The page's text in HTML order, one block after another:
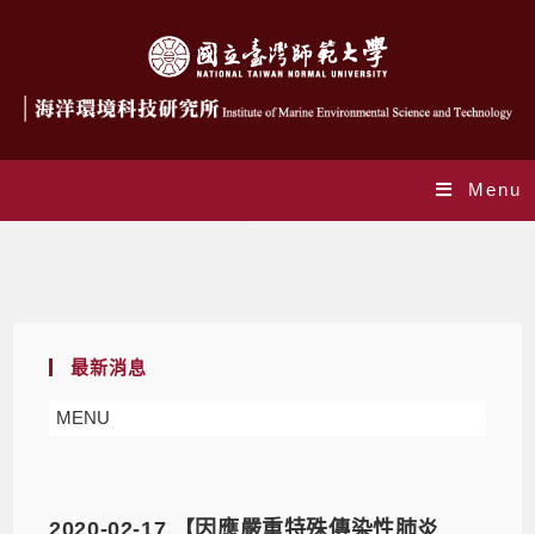
Menu
最新消息
MENU
2020-02-17 【因應嚴重特殊傳染性肺炎